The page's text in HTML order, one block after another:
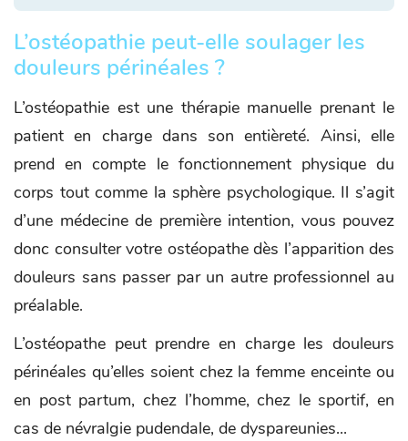
L’ostéopathie peut-elle soulager les
douleurs périnéales ?
L’ostéopathie est une thérapie manuelle prenant le
patient en charge dans son entièreté. Ainsi, elle
prend en compte le fonctionnement physique du
corps tout comme la sphère psychologique. Il s’agit
d’une médecine de première intention, vous pouvez
donc consulter votre ostéopathe dès l’apparition des
douleurs sans passer par un autre professionnel au
préalable.
L’ostéopathe peut prendre en charge les douleurs
périnéales qu’elles soient chez la femme enceinte ou
en post partum, chez l’homme, chez le sportif, en
cas de névralgie pudendale, de dyspareunies...